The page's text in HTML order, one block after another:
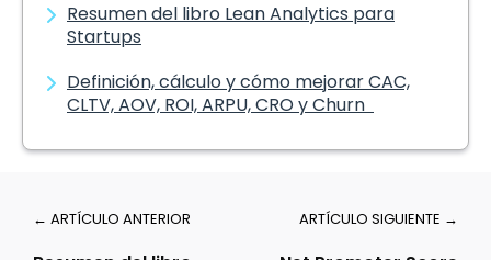
Resumen del libro Lean Analytics para
Startups
Definición, cálculo y cómo mejorar CAC,
CLTV, AOV, ROI, ARPU, CRO y Churn
← ARTÍCULO ANTERIOR ARTÍCULO SIGUIENTE →